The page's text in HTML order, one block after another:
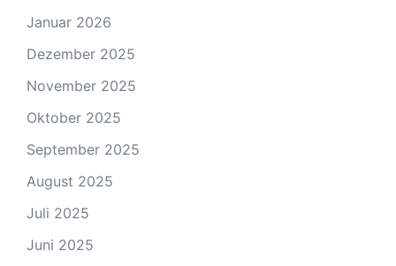
Januar 2026
Dezember 2025
November 2025
Oktober 2025
September 2025
August 2025
Juli 2025
Juni 2025